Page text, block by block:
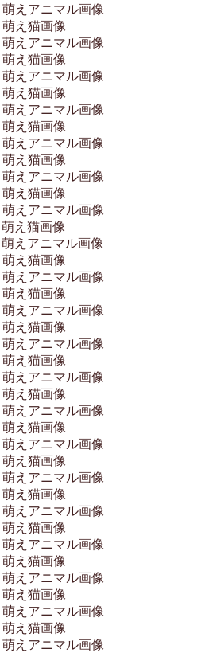
萌えアニマル画像
萌え猫画像
萌えアニマル画像
萌え猫画像
萌えアニマル画像
萌え猫画像
萌えアニマル画像
萌え猫画像
萌えアニマル画像
萌え猫画像
萌えアニマル画像
萌え猫画像
萌えアニマル画像
萌え猫画像
萌えアニマル画像
萌え猫画像
萌えアニマル画像
萌え猫画像
萌えアニマル画像
萌え猫画像
萌えアニマル画像
萌え猫画像
萌えアニマル画像
萌え猫画像
萌えアニマル画像
萌え猫画像
萌えアニマル画像
萌え猫画像
萌えアニマル画像
萌え猫画像
萌えアニマル画像
萌え猫画像
萌えアニマル画像
萌え猫画像
萌えアニマル画像
萌え猫画像
萌えアニマル画像
萌え猫画像
萌えアニマル画像